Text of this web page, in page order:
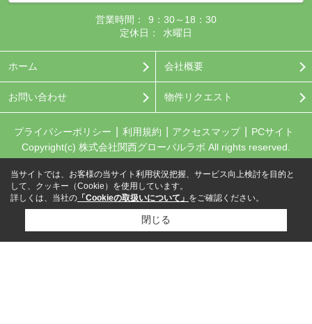
営業時間：
9：30～18：30
定休日：
水曜日
ホーム 会社概要
お問い合わせ 物件リクエスト
プライバシーポリシー 利用規約 アクセスマップ
PCサイト
Copyright(c) 株式会社関西グローバルラボ All rights reserved.
当サイトでは、お客様の当サイト利用状況把握、サービス向上検討を目的と
して、クッキー（Cookie）を使用しています。
詳しくは、当社の 「Cookieの取扱いについて」 をご確認ください。
閉じる